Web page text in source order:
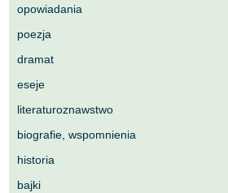
opowiadania
poezja
dramat
eseje
literaturoznawstwo
biografie, wspomnienia
historia
bajki